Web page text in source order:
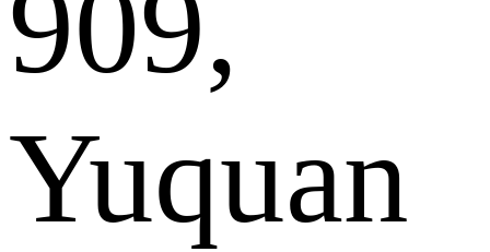
Yuquan